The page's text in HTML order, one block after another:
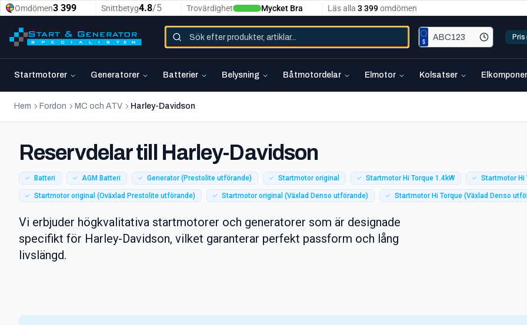
Startmotorer Generatorer Batterier Belysning Båtmotordelar Elmotor Kolsatser
Hem Fordon MC och ATV Harley-Davidson
Reservdelar till Harley-Davidson
Batteri AGM Batteri Generator (Prestolite utförande) Startmotor original Startmotor Hi Torque 1.4kW Startmotor Hi
Startmotor original (Oväxlad Prestolite utförande) Startmotor original (Växlad Denso utförande) Startmotor Hi Torque (Växlad Denso
Vi erbjuder högkvalitativa startmotorer och generatorer som är designade
specifikt för Harley-Davidson, vilket garanterar perfekt passform och lång
livslängd.